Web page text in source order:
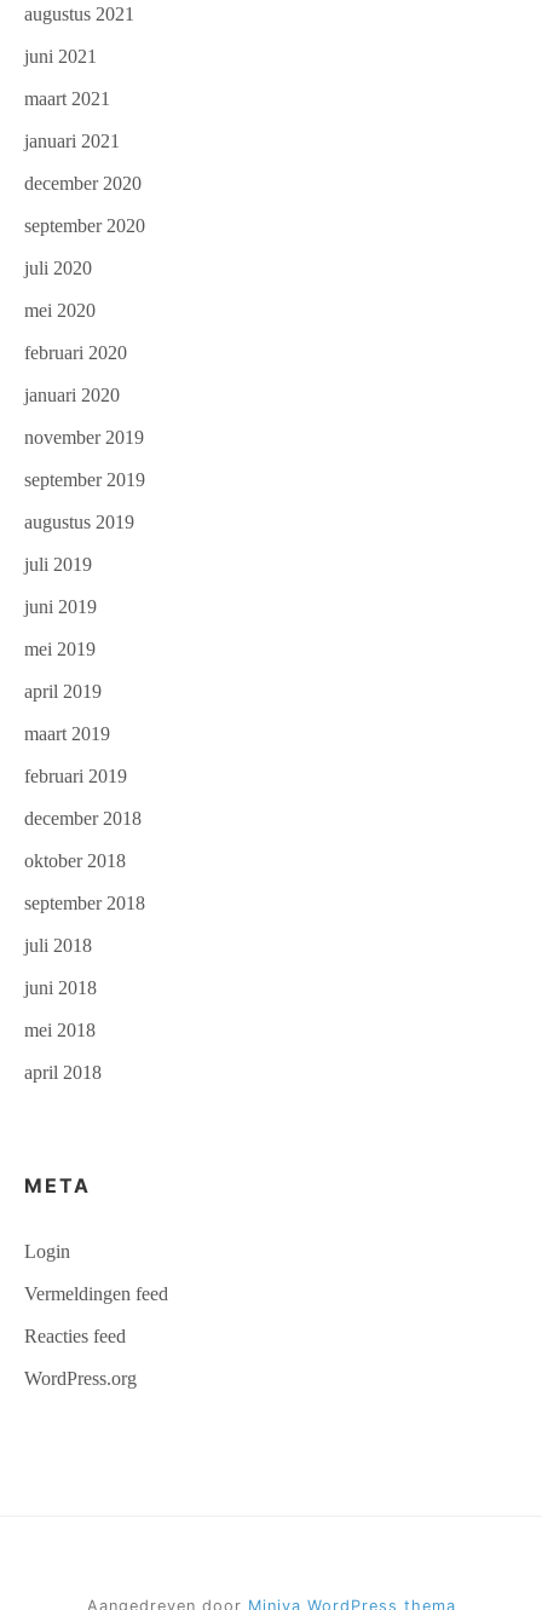
augustus 2021
juni 2021
maart 2021
januari 2021
december 2020
september 2020
juli 2020
mei 2020
februari 2020
januari 2020
november 2019
september 2019
augustus 2019
juli 2019
juni 2019
mei 2019
april 2019
maart 2019
februari 2019
december 2018
oktober 2018
september 2018
juli 2018
juni 2018
mei 2018
april 2018
META
Login
Vermeldingen feed
Reacties feed
WordPress.org
Aangedreven door Miniva WordPress thema